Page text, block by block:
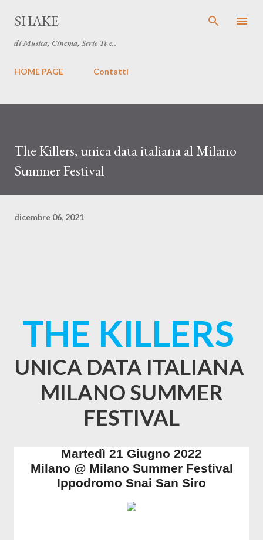
SHAKE
di Musica, Cinema, Serie Tv e..
HOME PAGE Contatti
The Killers, unica data italiana al Milano
Summer Festival
dicembre 06, 2021
THE KILLERS
UNICA DATA ITALIANA
MILANO SUMMER
FESTIVAL
Martedì 21 Giugno 2022
Milano @ Milano Summer Festival
Ippodromo Snai San Siro